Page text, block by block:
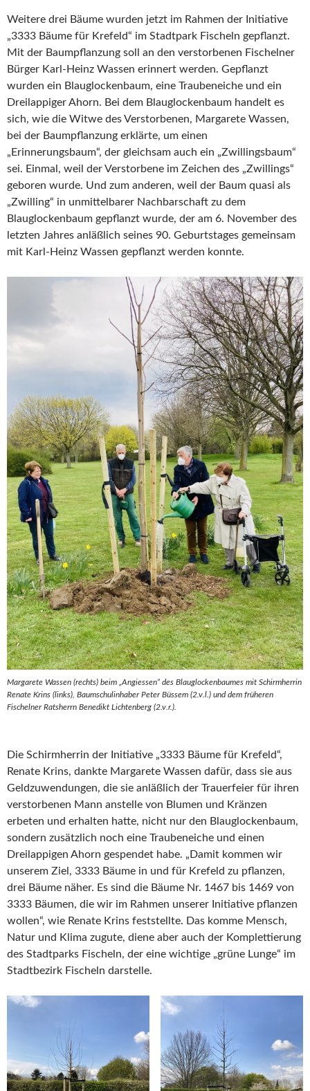
Weitere drei Bäume wurden jetzt im Rahmen der Initiative
„3333 Bäume für Krefeld“ im Stadtpark Fischeln gepflanzt.
Mit der Baumpflanzung soll an den verstorbenen Fischelner
Bürger Karl-Heinz Wassen erinnert werden. Gepflanzt
wurden ein Blauglockenbaum, eine Traubeneiche und ein
Dreilappiger Ahorn. Bei dem Blauglockenbaum handelt es
sich, wie die Witwe des Verstorbenen, Margarete Wassen,
bei der Baumpflanzung erklärte, um einen
„Erinnerungsbaum“, der gleichsam auch ein „Zwillingsbaum“
sei. Einmal, weil der Verstorbene im Zeichen des „Zwillings“
geboren wurde. Und zum anderen, weil der Baum quasi als
„Zwilling“ in unmittelbarer Nachbarschaft zu dem
Blauglockenbaum gepflanzt wurde, der am 6. November des
letzten Jahres anläßlich seines 90. Geburtstages gemeinsam
mit Karl-Heinz Wassen gepflanzt werden konnte.
Margarete Wassen (rechts) beim „Angiessen“ des Blauglockenbaumes mit Schirmherrin
Renate Krins (links), Baumschulinhaber Peter Büssem (2.v.l.) und dem früheren
Fischelner Ratsherrn Benedikt Lichtenberg (2.v.r.).
Die Schirmherrin der Initiative „3333 Bäume für Krefeld“,
Renate Krins, dankte Margarete Wassen dafür, dass sie aus
Geldzuwendungen, die sie anläßlich der Trauerfeier für ihren
verstorbenen Mann anstelle von Blumen und Kränzen
erbeten und erhalten hatte, nicht nur den Blauglockenbaum,
sondern zusätzlich noch eine Traubeneiche und einen
Dreilappigen Ahorn gespendet habe. „Damit kommen wir
unserem Ziel, 3333 Bäume in und für Krefeld zu pflanzen,
drei Bäume näher. Es sind die Bäume Nr. 1467 bis 1469 von
3333 Bäumen, die wir im Rahmen unserer Initiative pflanzen
wollen“, wie Renate Krins feststellte. Das komme Mensch,
Natur und Klima zugute, diene aber auch der Komplettierung
des Stadtparks Fischeln, der eine wichtige „grüne Lunge“ im
Stadtbezirk Fischeln darstelle.